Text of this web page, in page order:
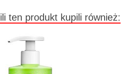
ten produkt kupili również: